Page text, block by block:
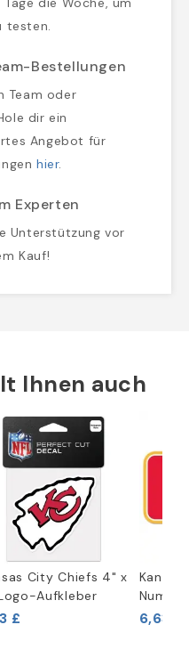
testen.
Bestellungen
Team oder
dir ein
Angebot für
hier.
Experten
Unterstützung vor
Kauf!
Ihnen auch
City Chiefs 4" x
Aufkleber
£ 6,63 £